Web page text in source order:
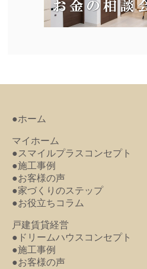
●ホーム
マイホーム
●スマイルプラスコンセプト
●施工事例
●お客様の声
●家づくりのステップ
●お役立ちコラム
戸建賃貸経営
●ドリームハウスコンセプト
●施工事例
●お客様の声